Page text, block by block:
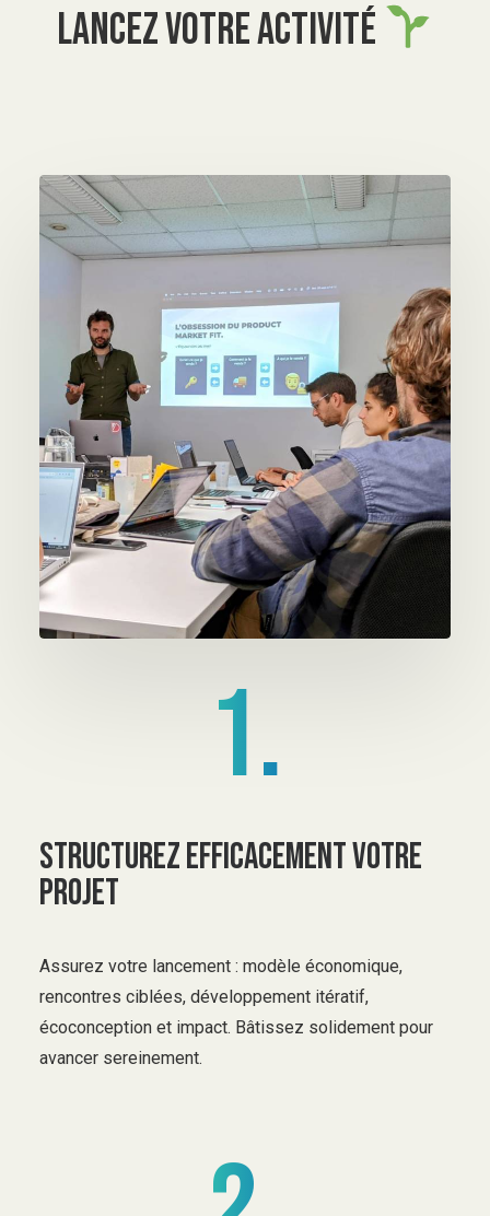
Lancez votre activité
1.
Structurez efficacement votre
projet
Assurez votre lancement : modèle économique,
rencontres ciblées, développement itératif,
écoconception et impact. Bâtissez solidement pour
avancer sereinement.